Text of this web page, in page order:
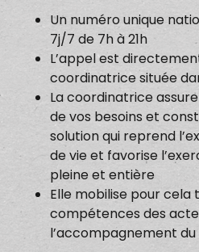
Un numéro unique
7j/7 de 7h à 21h
L’appel est
coordinatrice située
La coordinatrice
de vos besoins et
solution qui reprend
de vie et favorise
pleine et entière
Elle mobilise pour cela
compétences des
l’accompagnement